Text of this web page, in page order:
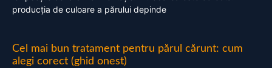
producția de culoare a părului depinde
Cel mai bun tratament pentru părul cărunt: cum
alegi corect (ghid onest)